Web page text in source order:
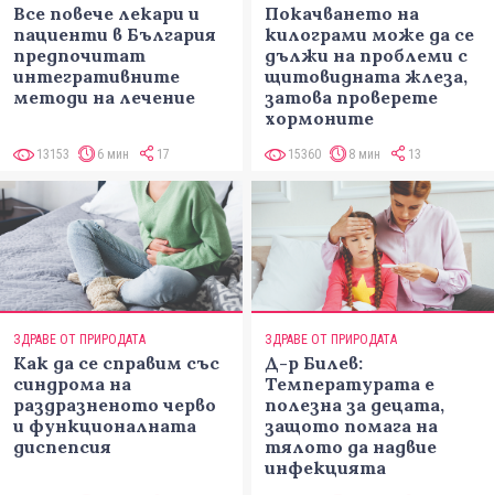
Все повече лекари и
пациенти в България
предпочитат
интегративните
методи на лечение
13153 6 мин 17
Покачването на
килограми може да се
дължи на проблеми с
щитовидната жлеза,
затова проверете
хормоните
15360 8 мин 13
ЗДРАВЕ ОТ ПРИРОДАТА
Как да се справим със
синдрома на
раздразненото черво
и функционалната
диспепсия
ЗДРАВЕ ОТ ПРИРОДАТА
Д-р Билев:
Температурата е
полезна за децата,
защото помага на
тялото да надвие
инфекцията